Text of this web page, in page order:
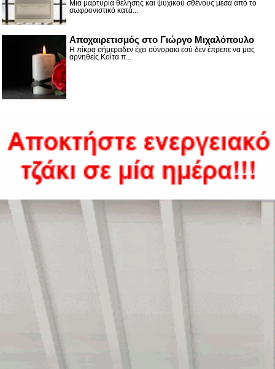
Μια μαρτυρία θέλησης και ψυχικού σθένους μέσα από το
σωφρονιστικό κατά...
Αποχαιρετισμός στο Γιώργο Μιχαλόπουλο
Η πίκρα σήμεραδεν έχει σύνορακι εσύ δεν έπρεπε να μας
αρνηθείς.Κοίτα π...